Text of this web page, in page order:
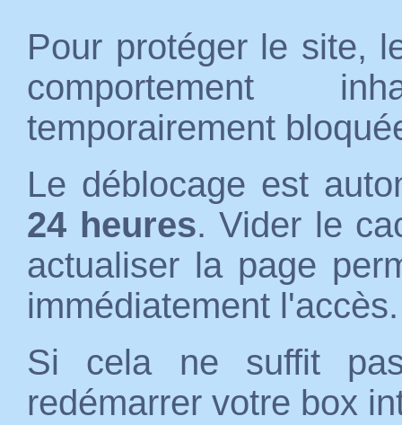
Pour protéger le site,
comportement
temporairement
Le déblocage est
24 heures. Vider le
actualiser la page
immédiatement l'accès.
Si cela ne suffit
redémarrer votre box